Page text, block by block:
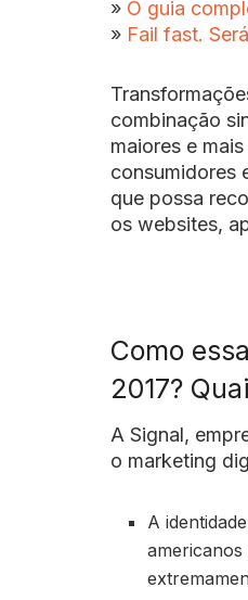
» O guia
» Fail fast.
combinação
maiores e
consumidores
que possa
os websites,
Como
2017?
A Signal,
o marketing
A